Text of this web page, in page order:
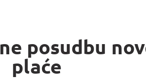
posudbu
plaće